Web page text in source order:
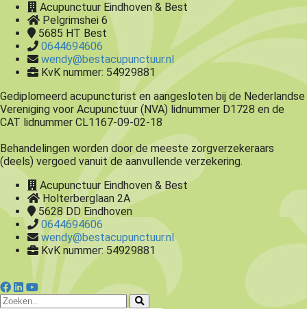
Acupunctuur Eindhoven & Best
Pelgrimshei 6
5685 HT Best
0644694606
wendy@bestacupunctuur.nl
KvK nummer: 54929881
Gediplomeerd acupuncturist en aangesloten bij de Nederlandse
Vereniging voor Acupunctuur (NVA) lidnummer D1728 en de
CAT lidnummer CL1167-09-02-18
Behandelingen worden door de meeste zorgverzekeraars
(deels) vergoed vanuit de aanvullende verzekering.
Acupunctuur Eindhoven & Best
Holterberglaan 2A
5628 DD Eindhoven
0644694606
wendy@bestacupunctuur.nl
KvK nummer: 54929881